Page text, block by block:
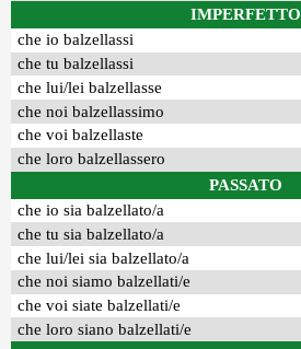
IMPERFETTO
che io balzellassi
che tu balzellassi
che lui/lei balzellasse
che noi balzellassimo
che voi balzellaste
che loro balzellassero
PASSATO
che io sia balzellato/a
che tu sia balzellato/a
che lui/lei sia balzellato/a
che noi siamo balzellati/e
che voi siate balzellati/e
che loro siano balzellati/e